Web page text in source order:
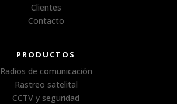
Clientes
Contacto
PRODUCTOS
Radios de comunicación
Rastreo satelital
CCTV y seguridad